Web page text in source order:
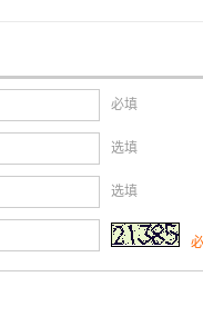
必填
选填
选填